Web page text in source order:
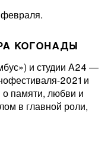
февраля.
КОГОНАДЫ
и студии A24 —
2021 и
памяти, любви и
в главной роли,